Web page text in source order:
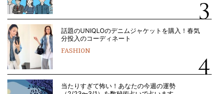
話題のUNIQLOのデニムジャケットを購入！春気
分投入のコーディネート
FASHION
当たりすぎて怖い！あなたの今週の運勢